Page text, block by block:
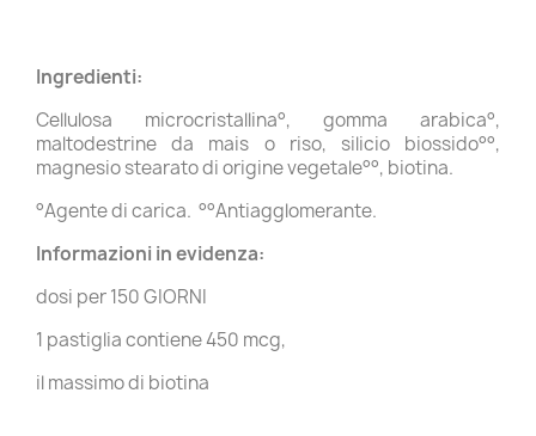
Ingredienti:
Cellulosa microcristallina°, gomma arabica°,
maltodestrine da mais o riso, silicio biossido°°,
magnesio stearato di origine vegetale°°, biotina.
°Agente di carica. °°Antiagglomerante.
Informazioni in evidenza:
dosi per 150 GIORNI
1 pastiglia contiene 450 mcg,
il massimo di biotina